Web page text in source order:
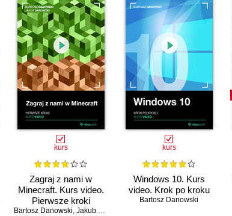
kurs
Zagraj z nami w
Minecraft. Kurs video.
Pierwsze kroki
Bartosz Danowski, Jakub Danowski
kurs
Windows 10. Kurs
video. Krok po kroku
Bartosz Danowski